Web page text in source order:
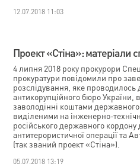
12.07.2018 11:03
Проект «Стіна»: матеріали
4 липня 2018 року прокурори
прокуратури повідомили про
розслідування, яке
антикорупційного бюро України,
заволодінні коштами
виділеними на інженерно-
російського державного
антитерористичної операції та
(так званий проект «Стіна»).
05.07.2018 13:19